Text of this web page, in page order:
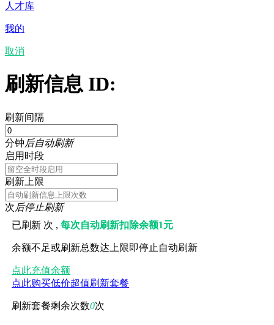
人才库
我的
取消
刷新信息 ID:
刷新间隔
分钟后自动刷新
启用时段
刷新上限
次后停止刷新
已刷新 次 ,每次自动刷新扣除余额1元
余额不足或刷新总数达上限即停止自动刷新
点此充值余额
点此购买低价超值刷新套餐
刷新套餐剩余次数0次